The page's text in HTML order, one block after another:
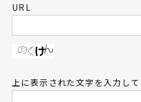
URL
上に表示された文字を入力して